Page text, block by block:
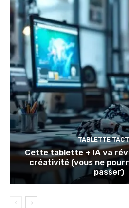
TABLETTE
Cette tablette + IA va
créativité (vous ne
passer)